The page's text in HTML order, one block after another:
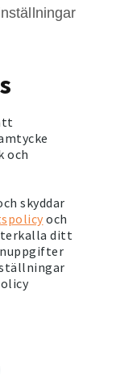
och
skyddar
och
ditt
oss